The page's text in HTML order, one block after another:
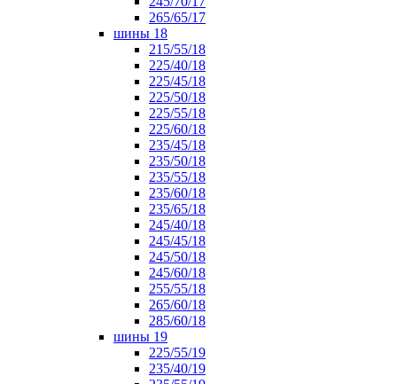
265/65/17
шины 18
215/55/18
225/40/18
225/45/18
225/50/18
225/55/18
225/60/18
235/45/18
235/50/18
235/55/18
235/60/18
235/65/18
245/40/18
245/45/18
245/50/18
245/60/18
255/55/18
265/60/18
285/60/18
шины 19
225/55/19
235/40/19